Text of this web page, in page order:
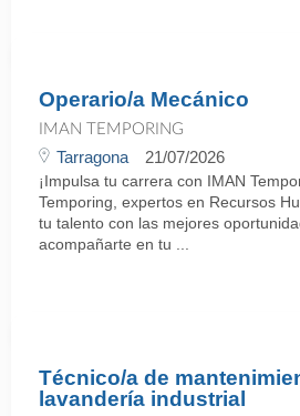
Operario/a Mecánico
IMAN TEMPORING
Tarragona 21/07/2026
¡Impulsa tu carrera con IMAN
Temporing, expertos en Recursos
tu talento con las mejores
acompañarte en tu ...
Técnico/a de
lavandería industrial